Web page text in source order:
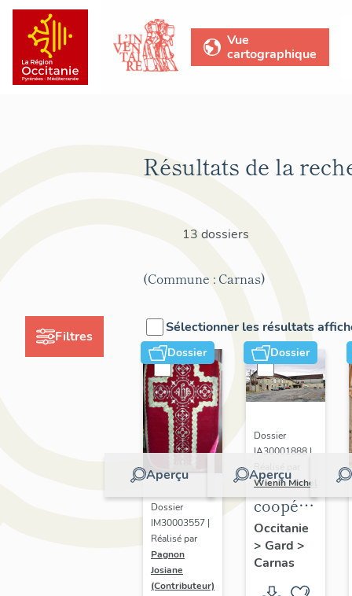
Vue
cartographique
Filtres
Résultats de la
13 dossiers
(Commune : Carnas)
Sélectionner les résultats
Dossier
Aperçu
Dossier
IM30003557 |
Réalisé par
Pagnon
Josiane
(Contributeur)
Dossier
Aperçu
Dossier
IA30001888 |
Wienin Michel
coopérative
vinicole
de
Carnas
Occitanie
> Gard >
Carnas